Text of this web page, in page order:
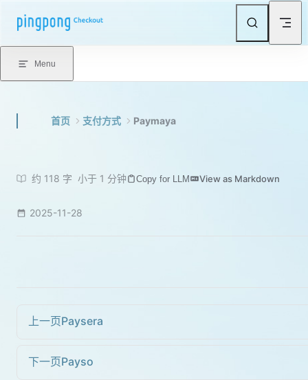
Skip to content
Menu
首页 支付方式 Paymaya
约 118 字 小于 1 分钟 Copy for LLM View as Markdown
2025-11-28
上一页Paysera
下一页Payso